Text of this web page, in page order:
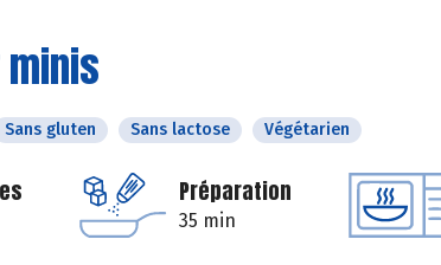
Sans gluten Sans lactose Végétarien
Préparation
35 min